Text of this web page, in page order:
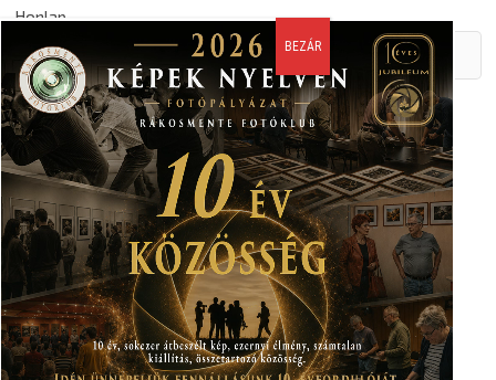
Honlap
A nevem, email címem, és weboldalcímem mentése a
böngészőben a következő hozzászólásomhoz.